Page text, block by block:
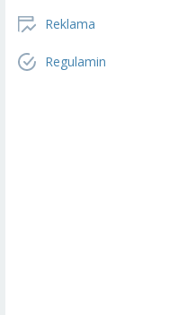
Reklama
Regulamin